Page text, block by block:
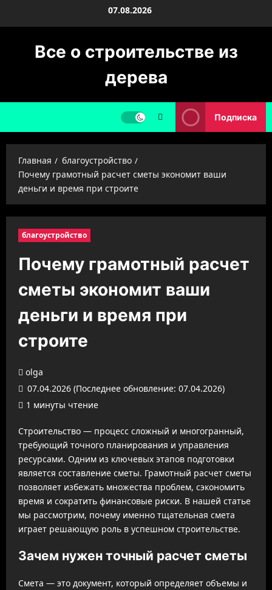
07.08.2026
Все о строительстве из
дерева
Подписка
Главная
благоустройство
Почему грамотный расчет сметы экономит ваши
деньги и время при строите
благоустройство
Почему грамотный расчет
сметы экономит ваши
деньги и время при
строите
olga
07.04.2026 (Последнее обновление: 07.04.2026)
1 минуты чтение
Строительство — процесс сложный и многогранный,
требующий точного планирования и управления
ресурсами. Одним из ключевых этапов подготовки
является составление сметы. Грамотный расчет сметы
позволяет избежать множества проблем, сэкономить
время и сократить финансовые риски. В нашей статье
мы рассмотрим, почему именно тщательная смета
играет решающую роль в успешном строительстве.
Зачем нужен точный расчет сметы
Смета — это документ, который определяет объемы и